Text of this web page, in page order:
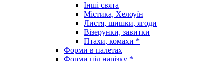
Інші свята
Містика, Хелоуїн
Листя, шишки, ягоди
Візерунки, завитки
Птахи, комахи *
Форми в палетах
Форми під нарізку *